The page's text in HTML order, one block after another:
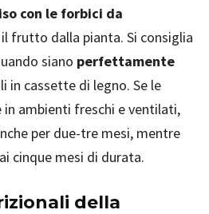
con le forbici da
frutto dalla pianta. Si consiglia
siano perfettamente
in cassette di legno. Se le
ambienti freschi e ventilati,
per due-tre mesi, mentre
cinque mesi di durata.
della